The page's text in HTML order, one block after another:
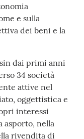
e sulla
dei beni e la
dai primi anni
34 società
attive nel
oggettistica e
interessi
asporto, nella
rivendita di